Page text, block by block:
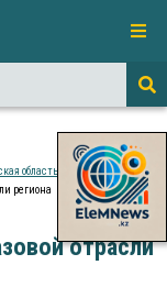
область
региона
отрасли